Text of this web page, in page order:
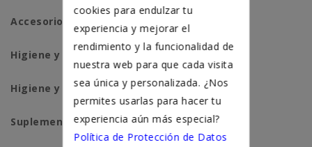
Accesorios para gatos
Higiene y salud perros
Higiene y salud gatos
Suplementación natural
cookies para endulzar tu
experiencia y mejorar el
rendimiento y la funcionalidad de
nuestra web para que cada visita
sea única y personalizada. ¿Nos
permites usarlas para hacer tu
experiencia aún más especial?
Política de Protección de Datos